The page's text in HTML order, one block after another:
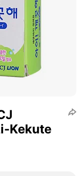
Kekute